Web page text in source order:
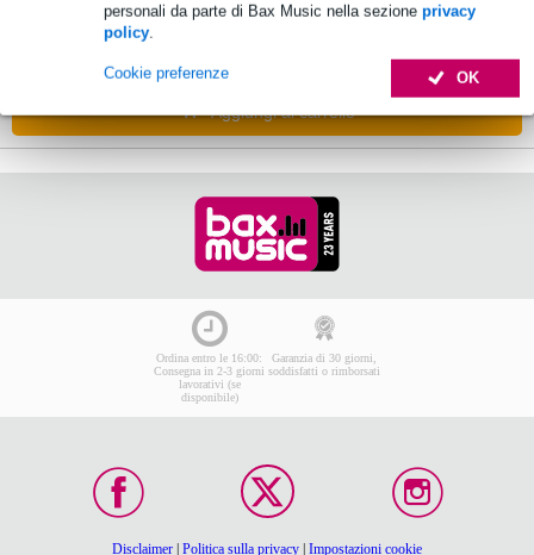
personali da parte di Bax Music nella sezione privacy
policy.
OK
Cookie preferenze
1.619,00 €
Aggiungi al carrello
Ordina entro le 16:00:
Consegna in 2-3 giorni
lavorativi (se
disponibile)
Garanzia di 30 giorni,
soddisfatti o rimborsati
Disclaimer Politica sulla privacy Impostazioni cookie